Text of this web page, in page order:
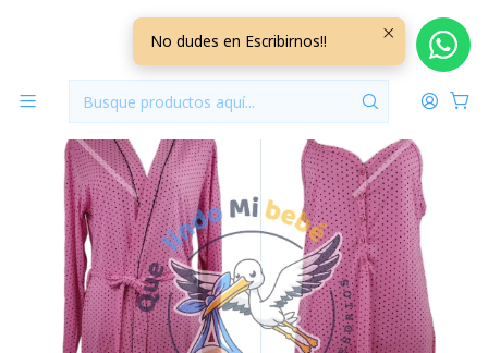
Pack Bata Manga Larga + Camisa Talla XL XLXBC5
No dudes en Escribirnos!!